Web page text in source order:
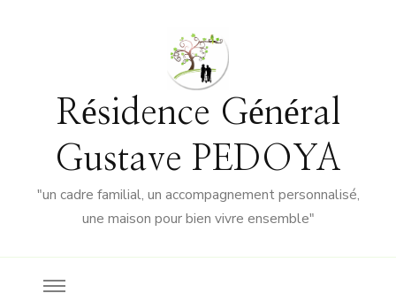
Résidence Général
Gustave PEDOYA
"un cadre familial, un accompagnement personnalisé,
une maison pour bien vivre ensemble"